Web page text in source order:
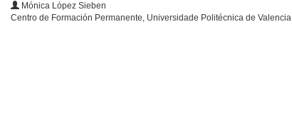
Mónica López Sieben
Centro de Formación Permanente, Universidade Politécnica de Valencia